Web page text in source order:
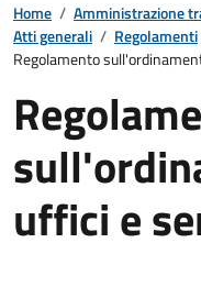
Home / Amministrazione
Atti generali / Regolamenti
Regolamento
uffici e